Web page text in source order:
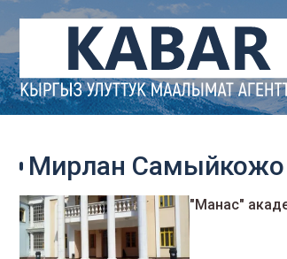
Мирлан Самыйкожо
"Манас"